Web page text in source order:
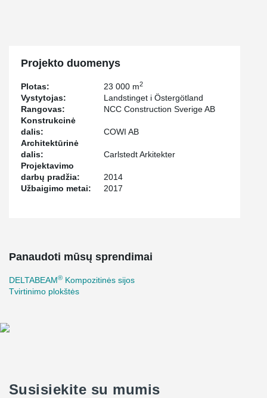
Projekto duomenys
Plotas: 23 000 m2
Vystytojas:
Landstinget i Östergötland
Rangovas:
NCC Construction Sverige AB
Konstrukcinė
dalis:
COWI AB
Architektūrinė
dalis:
Carlstedt Arkitekter
Projektavimo
darbų pradžia:
2014
Užbaigimo metai:
2017
Panaudoti mūsų sprendimai
DELTABEAM® Kompozitinės sijos
Tvirtinimo plokštės
Susisiekite su mumis